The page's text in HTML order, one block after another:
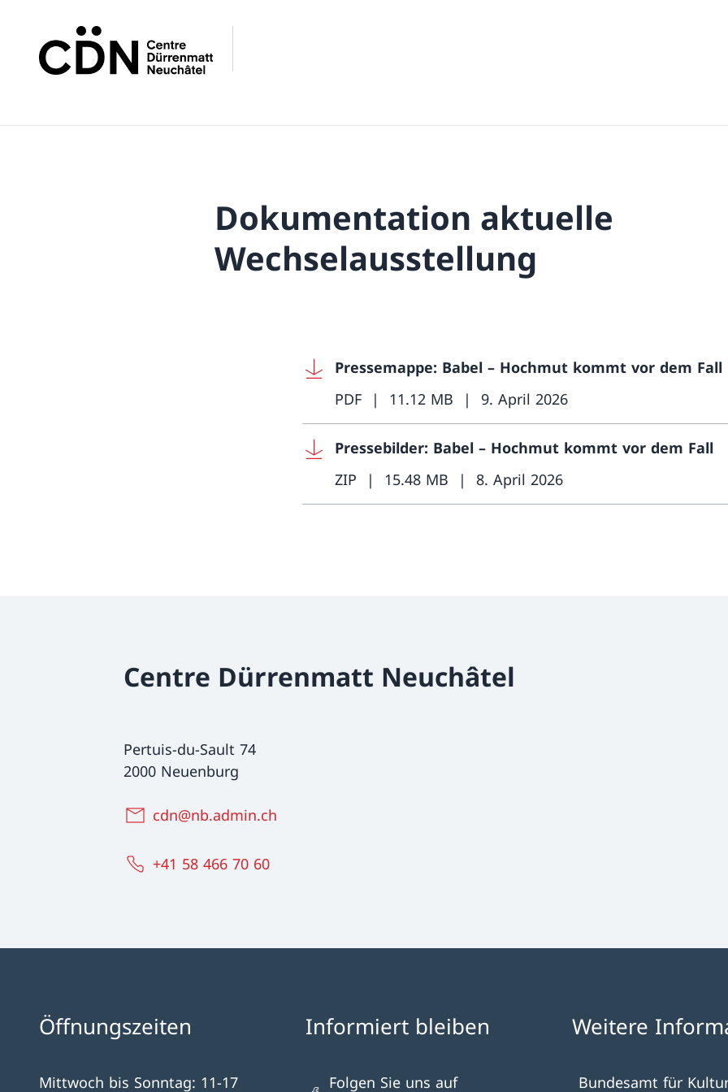
Dokumentation aktuelle
Wechselausstellung
Pressemappe: Babel – Hochmut kommt vor dem Fall
PDF
11.12 MB 9. April 2026
Pressebilder: Babel – Hochmut kommt vor dem Fall
ZIP
15.48 MB 8. April 2026
Centre Dürrenmatt Neuchâtel
Pertuis-du-Sault 74
2000 Neuenburg
cdn@nb.admin.ch
+41 58 466 70 60
Öffnungszeiten
Mittwoch bis Sonntag: 11-17
Informiert bleiben
Folgen Sie uns auf
Weitere
Bundesamt für